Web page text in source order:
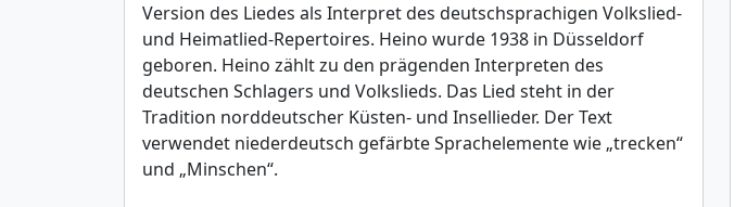
Version des Liedes als Interpret des deutschsprachigen Volkslied-
und Heimatlied-Repertoires. Heino wurde 1938 in Düsseldorf
geboren. Heino zählt zu den prägenden Interpreten des
deutschen Schlagers und Volkslieds. Das Lied steht in der
Tradition norddeutscher Küsten- und Insellieder. Der Text
verwendet niederdeutsch gefärbte Sprachelemente wie „trecken“
und „Minschen“.